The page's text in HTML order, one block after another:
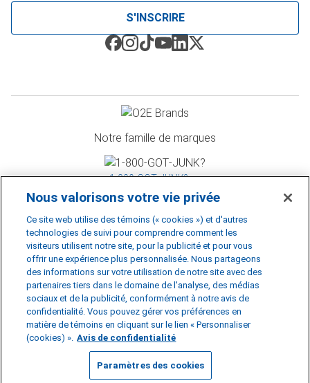
S'INSCRIRE
Notre famille de marques
1‑800‑GOT‑JUNK? >>
WOW 1 DAY PAINTING >>
Shack Shine >>
2026 RBDS Rubbish Boys Disposal Service Inc. D.B.A 1‑800‑GOT‑JUNK?
*1‑800‑GOT‑JUNK? est une marque de commerce déposée de RBDS Rubbish
Boys Disposal Service Inc.
Avis de confidentialité
Préférences en matière de témoins|Ne pas vendre ou partager mes
Nous valorisons votre vie privée
Ce site web utilise des témoins (« cookies ») et d'autres
technologies de suivi pour comprendre comment les
visiteurs utilisent notre site, pour la publicité et pour vous
offrir une expérience plus personnalisée. Nous partageons
des informations sur votre utilisation de notre site avec des
partenaires tiers dans le domaine de l'analyse, des médias
sociaux et de la publicité, conformément à notre avis de
confidentialité. Vous pouvez gérer vos préférences en
matière de témoins en cliquant sur le lien « Personnaliser
(cookies) ». Avis de confidentialité
Paramètres des cookies